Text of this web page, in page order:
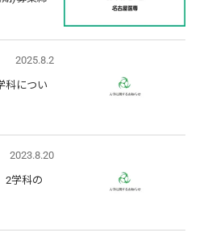
2025.8.2
科につい
2023.8.20
2学科の